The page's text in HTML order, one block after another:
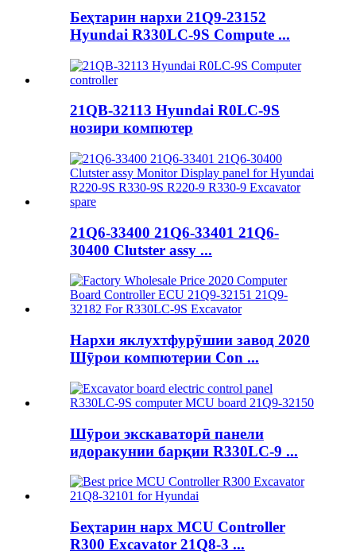
Беҳтарин нархи 21Q9-23152
Hyundai R330LC-9S Compute ...
21QB-32113 Hyundai R0LC-9S
нозири компютер
21Q6-33400 21Q6-33401 21Q6-
30400 Clutster assy ...
Нархи яклухтфурӯшии завод 2020
Шӯрои компютерии Con ...
Шӯрои экскаваторӣ панели
идоракунии барқии R330LC-9 ...
Беҳтарин нарх MCU Controller
R300 Excavator 21Q8-3 ...